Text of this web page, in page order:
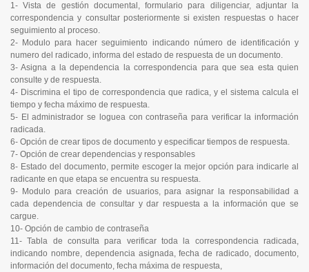
1- Vista de gestión documental, formulario para diligenciar, adjuntar la
correspondencia y consultar posteriormente si existen respuestas o hacer
seguimiento al proceso.
2- Modulo para hacer seguimiento indicando número de identificación y
numero del radicado, informa del estado de respuesta de un documento.
3- Asigna a la dependencia la correspondencia para que sea esta quien
consulte y de respuesta.
4- Discrimina el tipo de correspondencia que radica, y el sistema calcula el
tiempo y fecha máximo de respuesta.
5- El administrador se loguea con contraseña para verificar la información
radicada.
6- Opción de crear tipos de documento y especificar tiempos de respuesta.
7- Opción de crear dependencias y responsables
8- Estado del documento, permite escoger la mejor opción para indicarle al
radicante en que etapa se encuentra su respuesta.
9- Modulo para creación de usuarios, para asignar la responsabilidad a
cada dependencia de consultar y dar respuesta a la información que se
cargue.
10- Opción de cambio de contraseña
11- Tabla de consulta para verificar toda la correspondencia radicada,
indicando nombre, dependencia asignada, fecha de radicado, documento,
información del documento, fecha máxima de respuesta,